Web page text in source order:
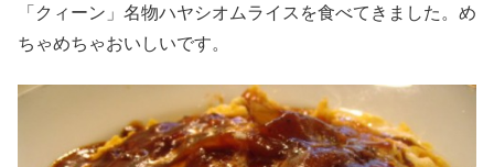
「クィーン」名物ハヤシオムライスを食べてきました。め
ちゃめちゃおいしいです。